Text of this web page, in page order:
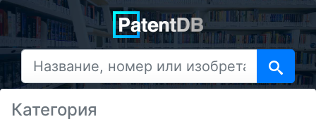
Категория